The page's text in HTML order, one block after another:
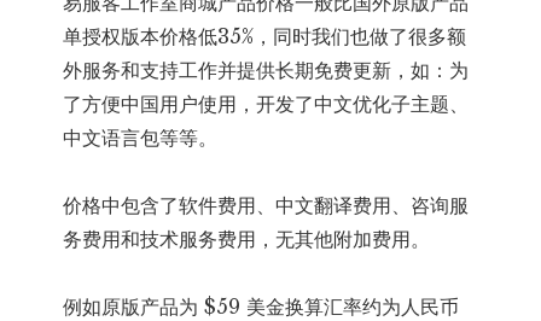
单授权版本价格低35%，同时我们也做了很多额
外服务和支持工作并提供长期免费更新，如：为
了方便中国用户使用，开发了中文优化子主题、
中文语言包等等。
价格中包含了软件费用、中文翻译费用、咨询服
务费用和技术服务费用，无其他附加费用。
例如原版产品为 $59 美金换算汇率约为人民币